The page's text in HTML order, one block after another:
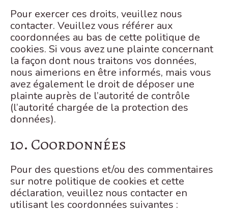
Pour exercer ces droits, veuillez nous
contacter. Veuillez vous référer aux
coordonnées au bas de cette politique de
cookies. Si vous avez une plainte concernant
la façon dont nous traitons vos données,
nous aimerions en être informés, mais vous
avez également le droit de déposer une
plainte auprès de l’autorité de contrôle
(l’autorité chargée de la protection des
données).
10. Coordonnées
Pour des questions et/ou des commentaires
sur notre politique de cookies et cette
déclaration, veuillez nous contacter en
utilisant les coordonnées suivantes :